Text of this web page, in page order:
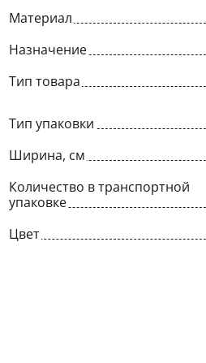
Материал
Назначение
Тип товара
Тип упаковки
Ширина, см
Количество в транспортной
упаковке
Цвет